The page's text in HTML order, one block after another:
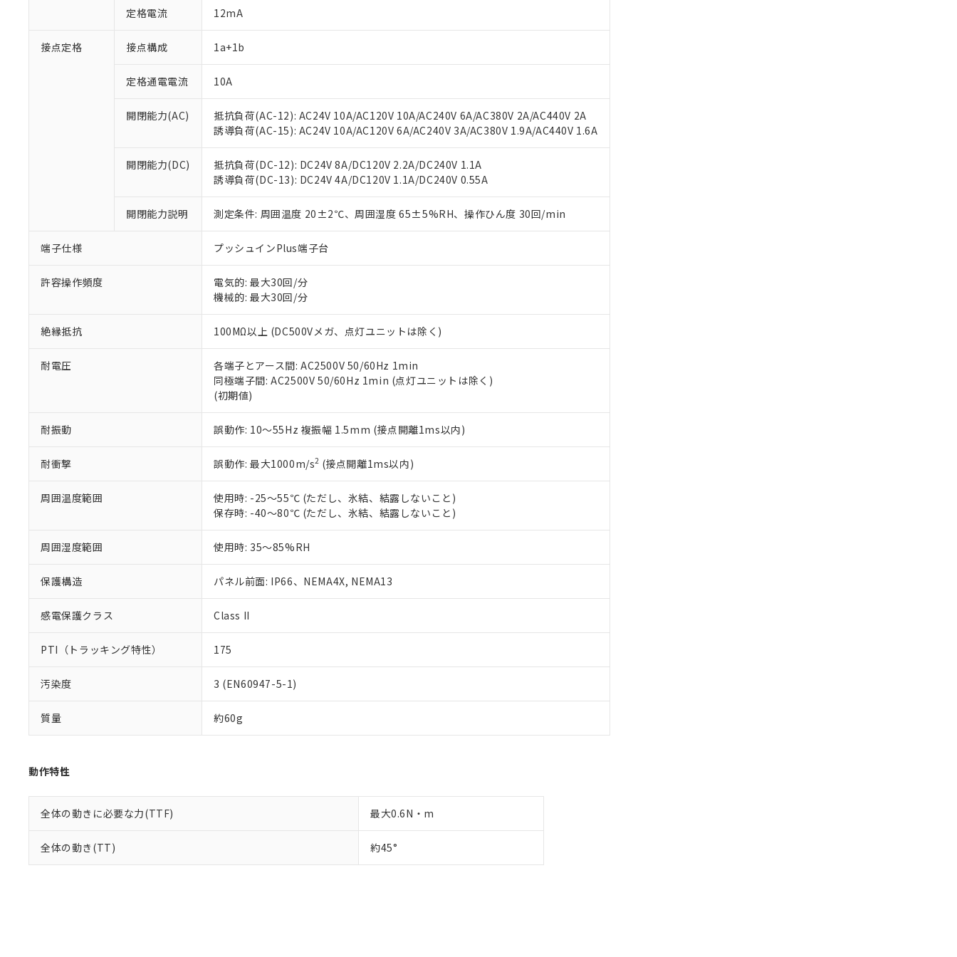
定格電流 12mA
接点定格 接点構成 1a+1b
定格通電電流 10A
開閉能力(AC)
抵抗負荷(AC-12): AC24V 10A/AC120V 10A/AC240V 6A/AC380V 2A/AC440V 2A
誘導負荷(AC-15): AC24V 10A/AC120V 6A/AC240V 3A/AC380V 1.9A/AC440V 1.6A
開閉能力(DC)
抵抗負荷(DC-12): DC24V 8A/DC120V 2.2A/DC240V 1.1A
誘導負荷(DC-13): DC24V 4A/DC120V 1.1A/DC240V 0.55A
開閉能力説明 測定条件: 周囲温度 20±2℃、周囲湿度 65±5%RH、操作ひん度 30回/min
端子仕様 プッシュインPlus端子台
許容操作頻度
電気的: 最大30回/分
機械的: 最大30回/分
絶縁抵抗 100MΩ以上 (DC500Vメガ、点灯ユニットは除く)
耐電圧
各端子とアース間: AC2500V 50/60Hz 1min
同極端子間: AC2500V 50/60Hz 1min (点灯ユニットは除く)
(初期値)
耐振動 誤動作: 10～55Hz 複振幅 1.5mm (接点開離1ms以内)
耐衝撃 誤動作: 最大1000m/s2 (接点開離1ms以内)
周囲温度範囲
使用時: -25～55℃ (ただし、氷結、結露しないこと)
保存時: -40～80℃ (ただし、氷結、結露しないこと)
周囲湿度範囲 使用時: 35～85%RH
保護構造 パネル前面: IP66、NEMA4X, NEMA13
感電保護クラス Class II
PTI（トラッキング特性） 175
汚染度 3 (EN60947-5-1)
質量 約60g
動作特性
全体の動きに必要な力(TTF) 最大0.6N・m
全体の動き(TT) 約45°
ご利用条件
以下の条件をお読みいただき、同意のうえご利用ください。
本サービスは、当社制御機器事業取扱商品の当社在庫状況および標準価格(税抜)を提供させていただ
くものです。
当社制御機器事業取扱商品の中には、本サービスの対象外となる商品もあることをご了承ください。
在庫状況および標準価格照会結果は、記載している更新日時点での社内データに基づき作成されるも
のであり、閲覧された時点での実際の在庫および標準価格とは異なる場合があることをご了承くださ
い。
正式な納期状況および標準価格はお客様のお取引先、またはお客様担当のオムロン制御機器販売店・
当社販売員にご相談ください。
オムロン制御機器販売店や当社販売拠点は「販売ネットワーク
」をご確認ください。
在庫状況および標準価格結果を当社の事前の承諾なく第三者に漏洩または開示しないようお願いしま
す。
ている必要があります。
お客様が当ウェブサイト上で当社にご登録された部品リストについて、当社および当社の共同利用者
が、当社の製品・サービスに関するお客様との取引・商談に必要な範囲で利用することをご了承くだ
さい。
※当社の共同利用者とは、"個人情報の共同利用に関して"
の「1.共同利用者の範囲」に記載されて
いる法人を指します。
対応予定なし：EU RoHS指令（10物質）の非含有に非対応の商品で、対応品を出す予定はありません。
調査・確認中：EU RoHS指令（10物質）の非含有の対応状況を調査中または確認中の商品です。
非該当品：ライセンス料など無形物で、有害物質有無と関係のない商品です。
仕入先様の事情により、非含有部品としていたものが、含有品と判明した場合などやむを得ず変更すること
があります。
鉛(Pb) 1000ppm以下、 水銀(Hg) 1000ppm以下、 カドミウム(Cd) 100ppm以下、
六価クロム(Cr(Ⅵ)) 1000ppm以下、ポリ臭化ビフェニル類(PBB) 1000ppm以下、ポリ臭化ジフェニルエーテル類(PBDE) 1000ppm以下、
フタル酸ビス(2-エチルヘキシル) (DEHP)(別名：DOP) 1000ppm以下、フタル酸ブチルベンジル（BBP） 1000ppm以下、フタル酸ジブチ
ル（DBP） 1000ppm以下、フタル酸ジイソブチル (DIBP) 1000ppm以下
但し、RoHS指令で産業用監視および制御機器に対する適用除外項目は除く。
フタル酸エステル類の４物質については閾値を超える意図的な使用がないことを確認しています。
※2 対応予定月
部品在庫の切り替え状況などにより、予定月が前後することがあります。
※3 非含有証明書ダウンロード
下記の非含有証明書をダウンロードすることができます。
EU RoHS指令（10物質）の非含有証明書
51物質の非含有証明書（当社基準）
※本証明書は発行日時点で非含有を証明するもので、過去に遡って非含有を証明するものではありません。
また、RoHS指令のフタル酸エステル類４物質の対応では、対応完了までの期間は出荷製品に未対応品が
混在することから備考欄に対応日を記載しておりました。
既に当社にて対応品への在庫切替を完了していることから、特段のことがない限り、2022年1月12日よ
「○」：最大均質材料含有率が中国RoHSの基準値以下であることを示します。
「×」：最大均質材料含有率が中国RoHSの基準値を超えていることを示します。
「－」：未確認です。当社販売部門へお問い合わせください。
*中国RoHS10物質の基準値 (GB/T26572)：
Pb(鉛) :1000ppm、 Hg(水銀) : 1000ppm、 Cd(カドミウム) : 100ppm、
Cr(Ⅵ)(六価クロム) : 1000ppm、 PBBs(ポリ臭化ビフェニル類) : 1000ppm、 PBDEs(ポリ臭化ジフェニルエーテル類) : 1000ppm、
DBP(フタル酸ジブチル) : 1000ppm、 DIBP(フタル酸ジイソブチル) : 1000ppm、 BBP(フタル酸ブチルベンジル) : 1000ppm、
※2 環境保護使用期限
「ｅ」：有害物質（10物質）のすべてが基準値以下であることを示します。
「10」：通常の使用状況下において有害物質が外部に漏えいし、環境に深刻な影響を及ぼさない年数を意
味します。
「－」：未確認です。当社販売部門へお問い合わせください。
当社は、これら貴社製品のうち、外国為替および外国貿易法に定める商品（以下｢規制貨物等」とい
う）を輸出または国外への提供する場合は、日本国政府の輸出許可(または役務取引許可)を取得する
などの必要な手続きをとります。
ます。
当社は貴社製品を、核兵器、ミサイル、化学兵器、生物兵器またはその他武器並びにこれらの製造装
置等に一切使用いたしません。
当社は、貴社製品を第三者に販売する場合は、上記1、2および3の内容を当該第三者に通知します。
また当社は、販売先および販売に係わる関係者が違法に輸出するおそれがある場合は、取り引きをい
たしません。
記
号
説明
○ 一定数以上の在庫あり
△ 一定数には満たないが在庫あり
－
在庫なし(最新の在庫状況については、お客様のお取引先、またはお客様担当のオムロン制御
機器販売店・当社販売員にご確認ください)
空
白
受注生産機種、また在庫状況の情報を公開していない機種